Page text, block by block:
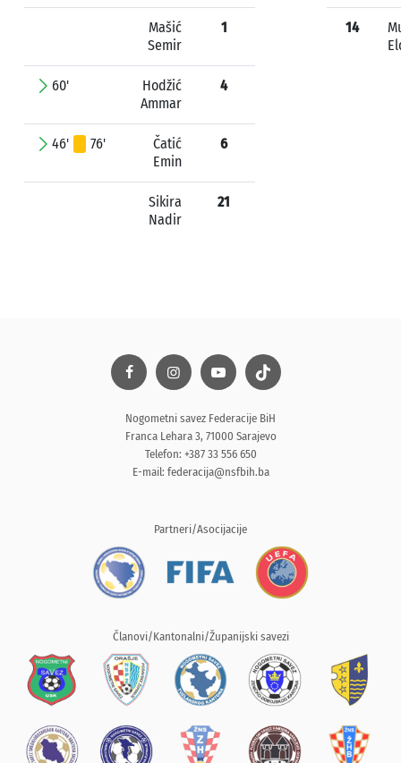
Mašić
Semir
1
60'
Hodžić
Ammar
4
46' 76'
Čatić
Emin
6
Sikira
Nadir
21
14
Nogometni savez Federacije BiH
Franca Lehara 3, 71000 Sarajevo
Telefon: +387 33 556 650
E-mail: federacija@nsfbih.ba
Partneri/Asocijacije
Članovi/Kantonalni/Županijski savezi